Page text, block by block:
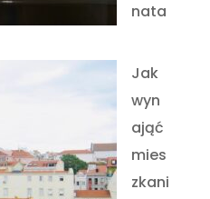
nata
Jak
wyn
ająć
mies
zkani